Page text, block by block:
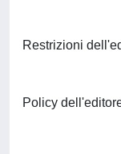
Restrizioni
Policy